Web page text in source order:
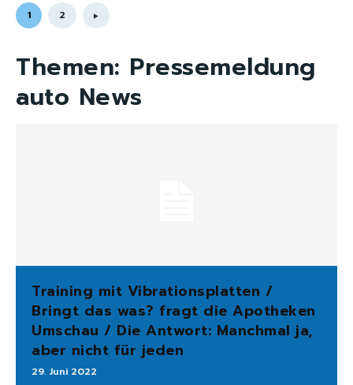
1 2
Themen: Pressemeldung
auto News
Training mit Vibrationsplatten /
Bringt das was? fragt die Apotheken
Umschau / Die Antwort: Manchmal ja,
aber nicht für jeden
29. Juni 2022